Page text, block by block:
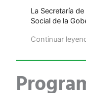
La Secretaría
Social de la
Continuar